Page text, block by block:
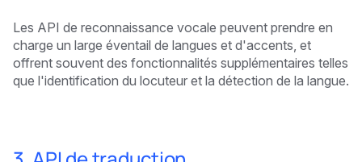
Les API de reconnaissance vocale peuvent prendre en
charge un large éventail de langues et d'accents, et
offrent souvent des fonctionnalités supplémentaires telles
que l'identification du locuteur et la détection de la langue.